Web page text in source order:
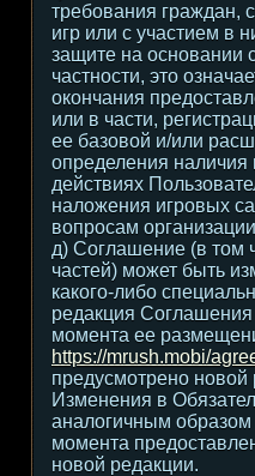
требования граждан,
игр или с участием в
защите на основании
частности, это
окончания
или в части,
ее базовой и/или
определения наличия
действиях
наложения игровых
вопросам
д) Соглашение (в том
частей) может быть
какого-либо
редакция Соглашения
момента ее
https://mrush.mobi/
предусмотрено
Изменения в
аналогичным образом
момента
новой редакции.